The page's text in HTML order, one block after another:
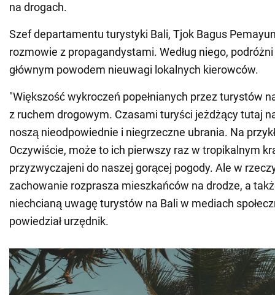
na drogach.
Szef departamentu turystyki Bali, Tjok Bagus
rozmowie z propagandystami. Według niego,
głównym powodem nieuwagi lokalnych kierowców.
"Większość wykroczeń popełnianych przez turystów
z ruchem drogowym. Czasami turyści jeżdżący tutaj
noszą nieodpowiednie i niegrzeczne ubrania. Na
Oczywiście, może to ich pierwszy raz w tropikalnym
przyzwyczajeni do naszej gorącej pogody. Ale w
zachowanie rozprasza mieszkańców na drodze, a
niechcianą uwagę turystów na Bali w mediach
powiedział urzędnik.